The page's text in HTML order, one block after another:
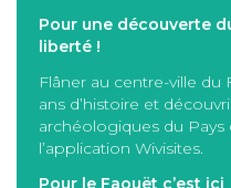
Pour une découverte
liberté !
Flâner au centre-ville du
ans d’histoire et
archéologiques du Pays
l’application Wivisites.
Pour le Faouët c’est ici